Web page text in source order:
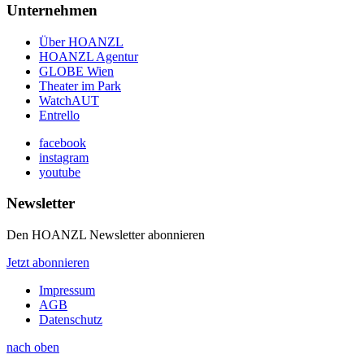
Unternehmen
Über HOANZL
HOANZL Agentur
GLOBE Wien
Theater im Park
WatchAUT
Entrello
facebook
instagram
youtube
Newsletter
Den HOANZL Newsletter abonnieren
Jetzt abonnieren
Impressum
AGB
Datenschutz
nach oben